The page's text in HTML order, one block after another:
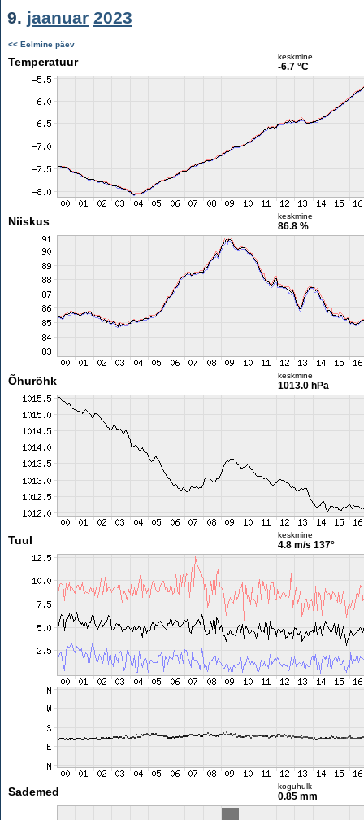
9. jaanuar 2023
<< Eelmine päev
Temperatuur keskmine
-6.7 °C
Niiskus keskmine
86.8 %
Õhurõhk keskmine
1013.0 hPa
Tuul keskmine
4.8 m/s 137°
Sademed koguhulk
0.85 mm